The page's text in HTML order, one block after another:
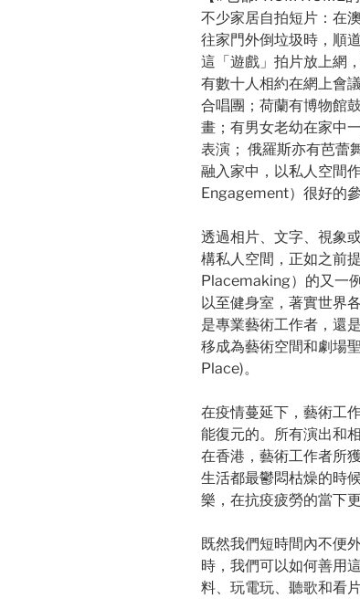
不少家居自拍短片：在
往家門外倒垃圾時，順
這「遊戲」拍片放上網
有數十人相約在網上會
合唱團；荷蘭有博物館
畫；有男女老幼在家中
表演； 俄羅斯亦有芭蕾
融入家中，以私人空間
Engagement）很好的
透過相片、文字、視象
構私人空間，正如之前
Placemaking）的又一
以至健身室，著實世界
是專業藝術工作者，還
移成為藝術空間和劇場
Place)。
在疫情蔓延下，藝術工
能復元的。所有演出和
在香港，藝術工作者所
生活都最鬱悶枯燥的時
樂，在抗疫疲勞的當下
既然我們短時間內不便
時，我們可以如何善用
料、玩電玩、聽歌和看